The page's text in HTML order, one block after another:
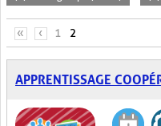
PAGES
« ‹ 1 2
APPRENTISSAGE